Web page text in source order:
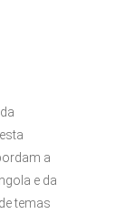
a
e da
temas